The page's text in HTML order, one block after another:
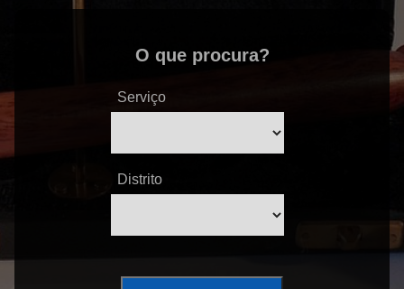
O que procura?
Serviço
Distrito